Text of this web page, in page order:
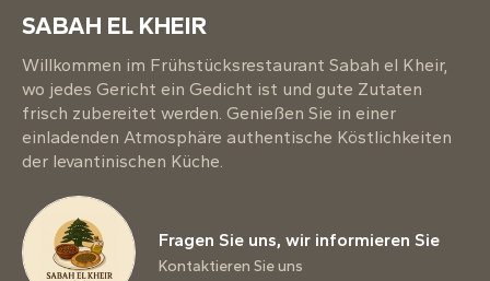
SABAH EL KHEIR
Willkommen im Frühstücksrestaurant Sabah el Kheir,
wo jedes Gericht ein Gedicht ist und gute Zutaten
frisch zubereitet werden. Genießen Sie in einer
einladenden Atmosphäre authentische Köstlichkeiten
der levantinischen Küche.
Fragen Sie uns, wir informieren Sie
Kontaktieren Sie uns